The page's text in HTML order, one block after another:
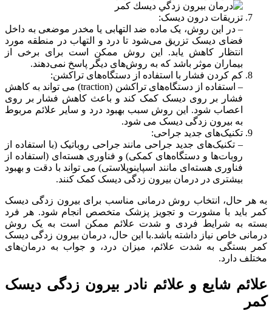
تزریقات درون دیسک:
– در این روش، یک ماده ضد التهابی یا مخدر موضعی به داخل
فضای دیسک تزریق می‌شود تا درد و التهاب در منطقه مورد
انتظار کاهش یابد. این روش ممکن است برای برخی از
بیماران موثر باشد که به روش‌های دیگر پاسخ نمی‌دهند.
کم کردن فشار با استفاده از دستگاه‌های تراکشن:
– استفاده از دستگاه‌های تراکشن (traction) می تواند به کاهش
فشار بر روی دیسک کمک کند و باعث کاهش فشار بر روی
اعصاب شود. این روش سبب بهبود درد و سایر علائم مربوط
به بیرون زدگی دیسک می شود.
تکنیک‌های جدید جراحی:
– تکنیک‌های جدید جراحی مانند جراحی روباتیک (با استفاده از
روبات‌ها و دستگاه‌های کمکی) و فناوری هسته‌ای (استفاده از
فناوری هسته‌ای مانند اسپاینوپلاستی) می تواند با دقت و بهبود
بیشتری در درمان بیرون زدگی دیسک کمک کنند.
به هر حال، انتخاب روش درمانی مناسب برای بیرون زدگی دیسک
کمر باید با مشورت و تجویز پزشک متخصص انجام شود. هر فرد
بسته به شرایط فردی و شدت علائم ممکن است به یک روش
درمانی خاص نیاز داشته باشد.با این حال، درمان بیرون زدگی دیسک
کمر بستگی به شدت علائم، میزان درد، و جواب به درمان‌های
مختلف دارد.
علائم شایع و علائم نادر بیرون زدگی دیسک
کمر